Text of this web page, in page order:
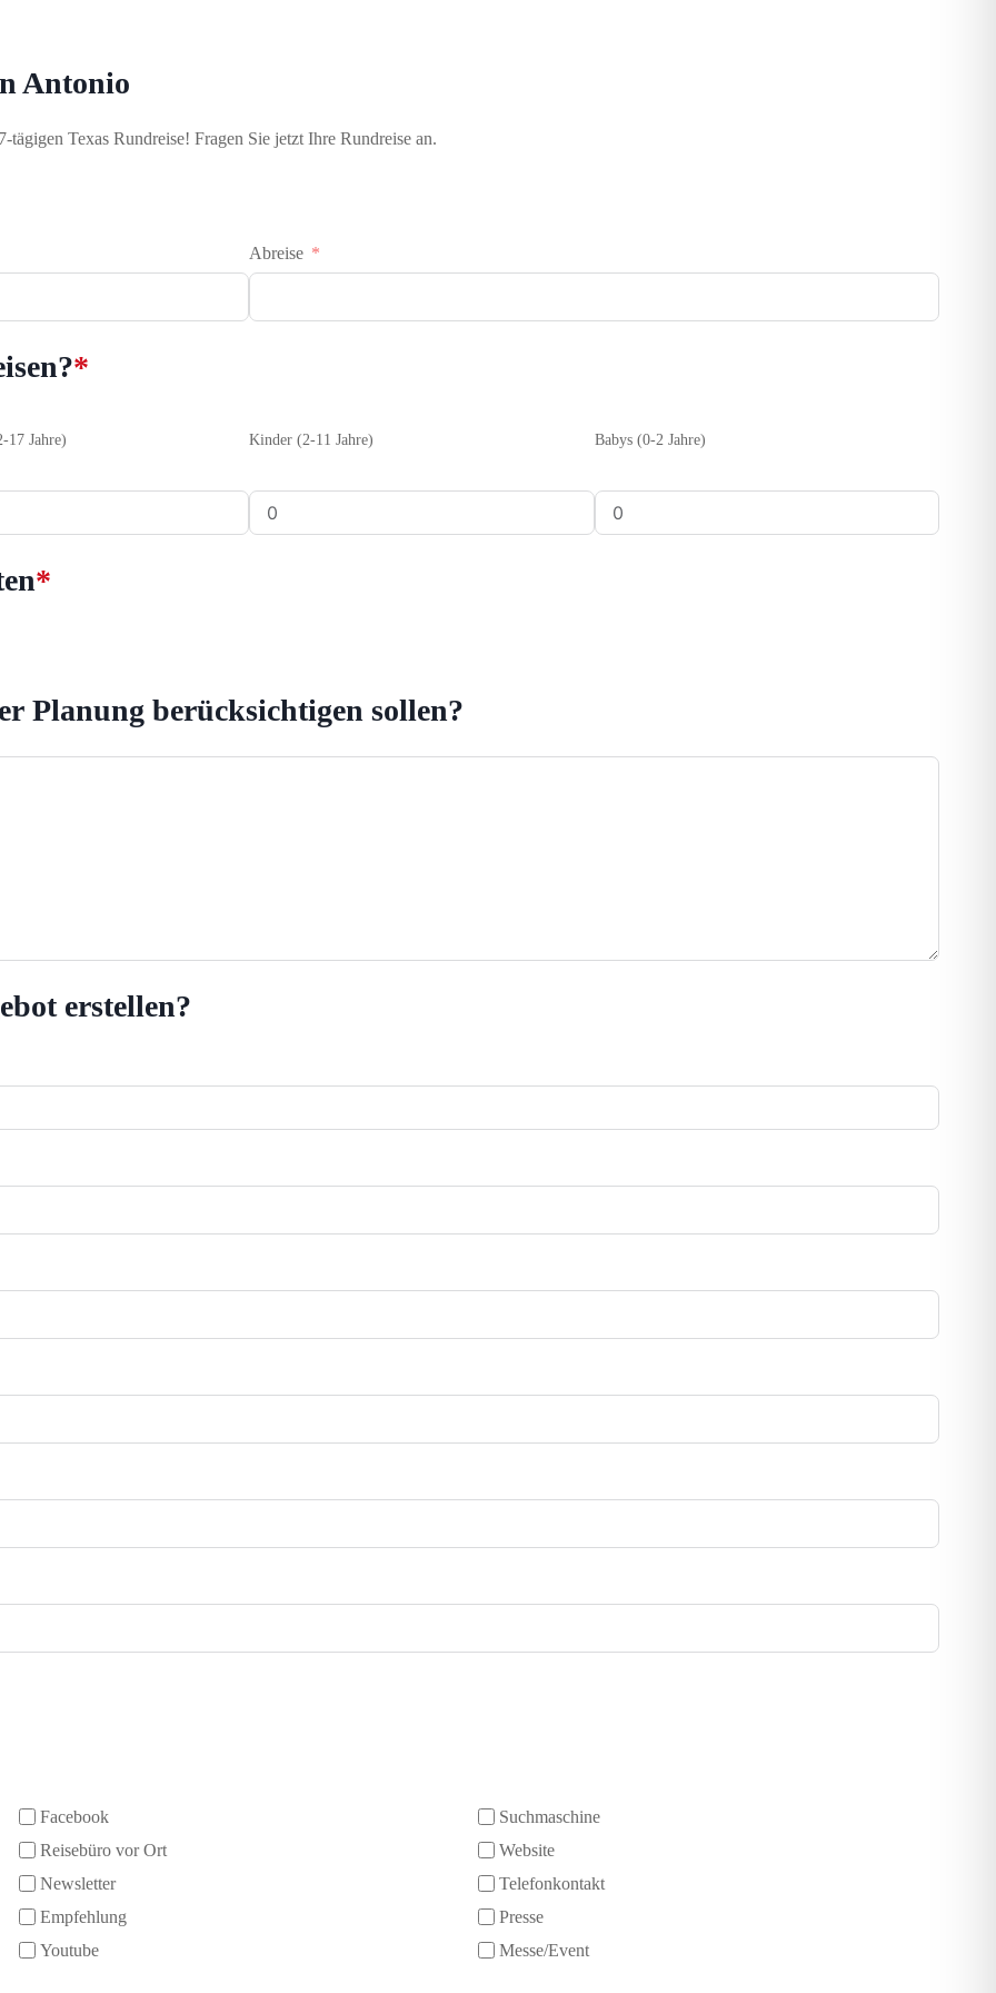
Antonio
Texas Rundreise! Fragen Sie jetzt Ihre Rundreise an.
Abreise
*
17 Jahre) Kinder (2-11 Jahre) Babys (0-2 Jahre)
*
Planung berücksichtigen sollen?
erstellen?
Facebook
Suchmaschine
Reisebüro vor Ort
Website
Newsletter
Telefonkontakt
Empfehlung
Presse
Youtube Messe/Event